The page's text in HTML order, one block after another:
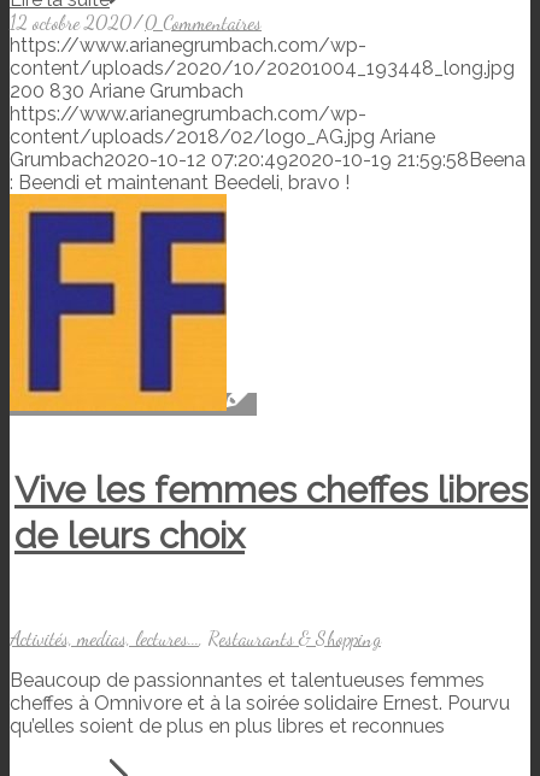
12 octobre 2020/0 Commentaires
https://www.arianegrumbach.com/wp-
content/uploads/2020/10/20201004_193448_long.jpg
200 830 Ariane Grumbach
https://www.arianegrumbach.com/wp-
content/uploads/2018/02/logo_AG.jpg Ariane
Grumbach2020-10-12 07:20:492020-10-19 21:59:58Beena
: Beendi et maintenant Beedeli, bravo !
Vive les femmes cheffes libres
de leurs choix
Activités, medias, lectures..., Restaurants & Shopping
Beaucoup de passionnantes et talentueuses femmes
cheffes à Omnivore et à la soirée solidaire Ernest. Pourvu
qu’elles soient de plus en plus libres et reconnues